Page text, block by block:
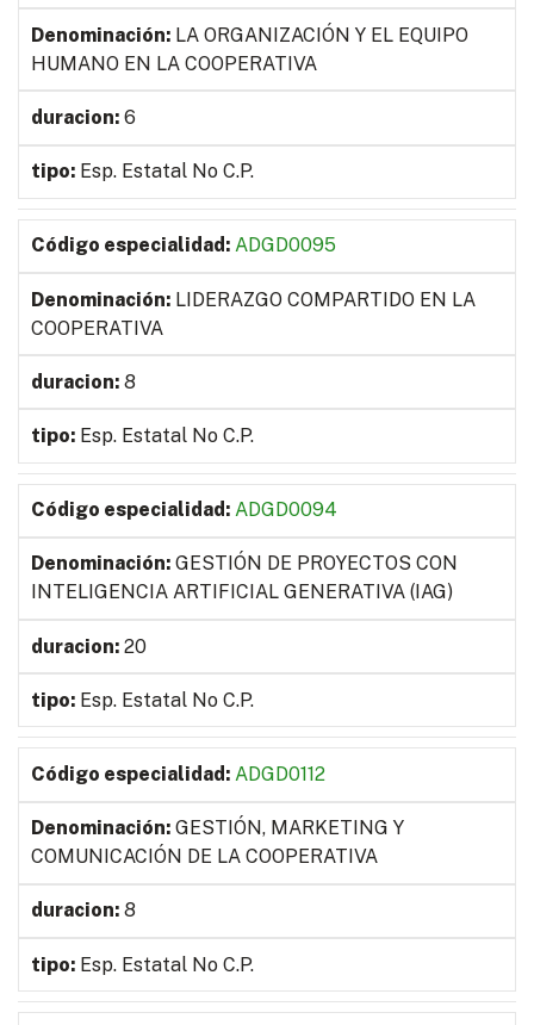
LA ORGANIZACIÓN Y EL EQUIPO
HUMANO EN LA COOPERATIVA
6
Esp. Estatal No C.P.
ADGD0095
LIDERAZGO COMPARTIDO EN LA
COOPERATIVA
8
Esp. Estatal No C.P.
ADGD0094
GESTIÓN DE PROYECTOS CON
INTELIGENCIA ARTIFICIAL GENERATIVA (IAG)
20
Esp. Estatal No C.P.
ADGD0112
GESTIÓN, MARKETING Y
COMUNICACIÓN DE LA COOPERATIVA
8
Esp. Estatal No C.P.